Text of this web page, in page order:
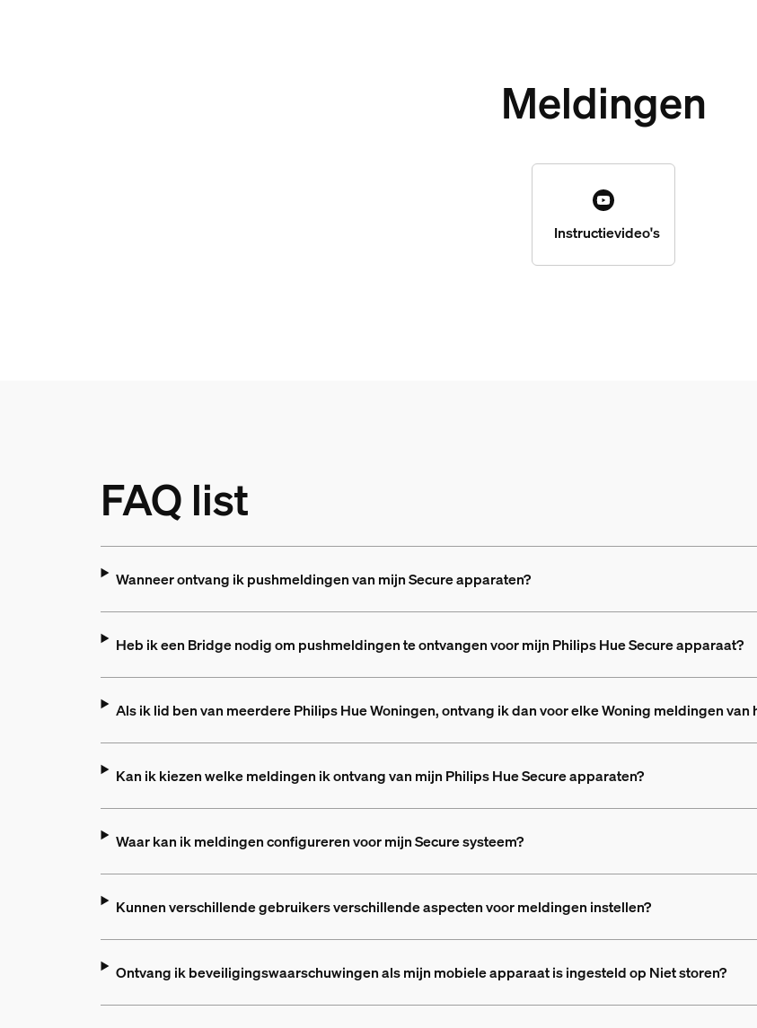
Meldingen
Instructievideo's
FAQ list
Wanneer ontvang ik pushmeldingen van mijn Secure apparaten?
Heb ik een Bridge nodig om pushmeldingen te ontvangen voor mijn Philips Hue Secure apparaat?
Als ik lid ben van meerdere Philips Hue Woningen, ontvang ik dan voor elke Woning meldingen van
Kan ik kiezen welke meldingen ik ontvang van mijn Philips Hue Secure apparaten?
Waar kan ik meldingen configureren voor mijn Secure systeem?
Kunnen verschillende gebruikers verschillende aspecten voor meldingen instellen?
Ontvang ik beveiligingswaarschuwingen als mijn mobiele apparaat is ingesteld op Niet storen?